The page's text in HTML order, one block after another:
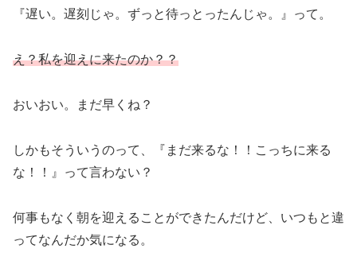
『遅い。遅刻じゃ。ずっと待っとったんじゃ。』って。
え？私を迎えに来たのか？？
おいおい。まだ早くね？
しかもそういうのって、『まだ来るな！！こっちに来る
な！！』って言わない？
何事もなく朝を迎えることができたんだけど、いつもと違
ってなんだか気になる。